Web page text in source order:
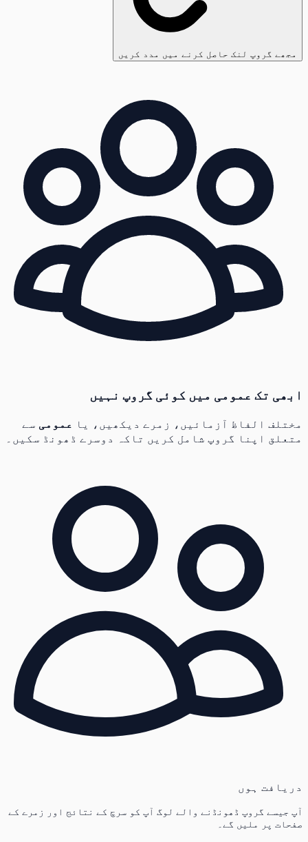
مجھے گروپ لنک حاصل کرنے میں مدد کریں
ابھی تک عمومی میں کوئی گروپ نہیں
مختلف الفاظ آزمائیں، زمرے دیکھیں، یا عمومیسے
متعلق اپنا گروپ شامل کریں تاکہ دوسرے ڈھونڈ سکیں۔
دریافت ہوں
آپ جیسے گروپ ڈھونڈنے والے لوگ آپ کو سرچ کے نتائج اور زمرے کے
صفحات پر ملیں گے۔